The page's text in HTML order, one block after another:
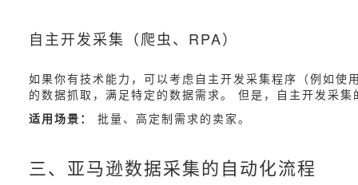
自主开发采集（爬虫、RPA）
如果你有技术能力，可以考虑自主开发采集程序（例如
的数据抓取，满足特定的数据需求。 但是，自主开发采
适用场景：
批量、高定制需求的卖家。
三、亚马逊数据采集的自动化流程